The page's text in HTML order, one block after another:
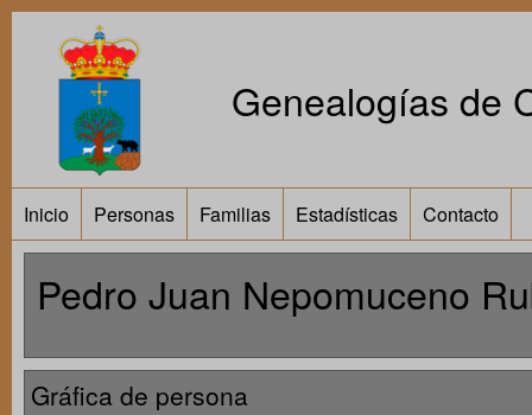
Genealogías de
Inicio Personas Familias Estadísticas Contacto
Pedro Juan Nepomuceno
Gráfica de persona